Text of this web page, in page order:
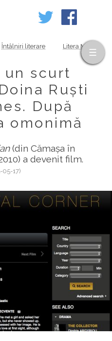
Întâlniri literare Litera MOV
un scurt
Ruști
După
omonimă
(din Cămașa în
a devenit film.
05-17)